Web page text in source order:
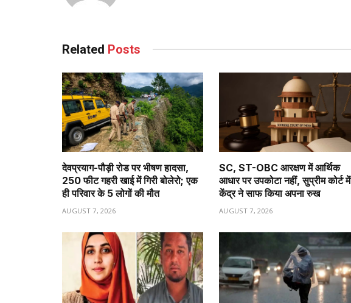
Related Posts
देवप्रयाग-पौड़ी रोड पर भीषण हादसा,
250 फीट गहरी खाई में गिरी बोलेरो; एक
ही परिवार के 5 लोगों की मौत
AUGUST 7, 2026
SC, ST-OBC आरक्षण में आर्थिक
आधार पर उपकोटा नहीं, सुप्रीम कोर्ट में
केंद्र ने साफ किया अपना रुख
AUGUST 7, 2026